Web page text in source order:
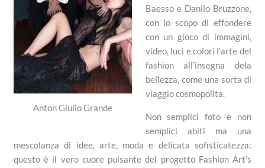
Anton Giulio Grande
Baesso e Danilo Bruzzone,
con lo scopo di effondere
con un gioco di immagini,
video, luci e colori l’arte del
fashion all’insegna dela
bellezza, come una sorta di
viaggio cosmopolita.
Non semplici foto e non
semplici abiti ma una
mescolanza di idee, arte, moda e delicata sofisticatezza:
questo è il vero cuore pulsante del progetto Fashion Art’s